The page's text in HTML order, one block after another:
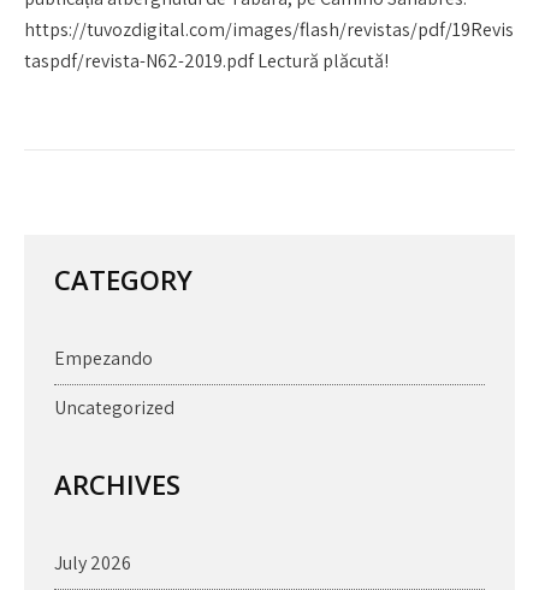
https://tuvozdigital.com/images/flash/revistas/pdf/19Revis
taspdf/revista-N62-2019.pdf Lectură plăcută!
CATEGORY
Empezando
Uncategorized
ARCHIVES
July 2026